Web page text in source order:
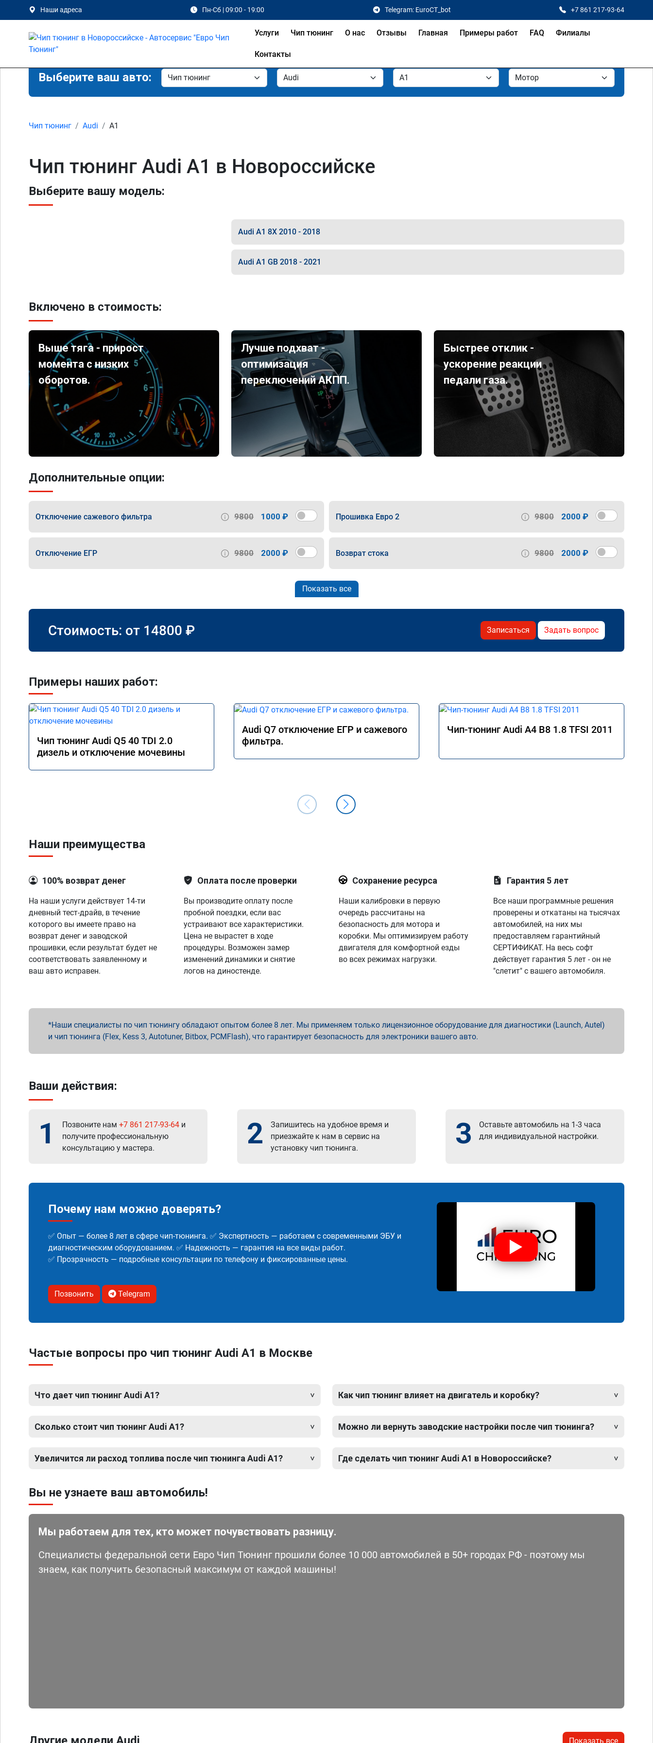
Наши адреса Пн-Сб | 09:00 - 19:00 Telegram: EuroCT_bot +7 861 217-93-64
Услуги Чип тюнинг О нас Отзывы Главная Примеры работ FAQ Филиалы
Контакты
Выберите ваш авто:
Чип тюнинг Audi A1
Чип тюнинг Audi A1 в Новороссийске
Выберите вашу модель:
Audi A1 8X 2010 - 2018
Audi A1 GB 2018 - 2021
Включено в стоимость:
Выше тяга - прирост
момента с низких
оборотов.
Лучше подхват -
оптимизация
переключений АКПП.
Быстрее отклик -
ускорение реакции
педали газа.
Дополнительные опции:
Отключение сажевого фильтра 9800 1000 ₽ Прошивка Евро 2 9800 2000 ₽
Отключение ЕГР 9800 2000 ₽ Возврат стока 9800 2000 ₽
Показать все
Стоимость: от 14800 ₽ Записаться Задать вопрос
Примеры наших работ:
Чип тюнинг Audi Q5 40 TDI 2.0
дизель и отключение мочевины
Audi Q7 отключение ЕГР и сажевого
фильтра.
Чип-тюнинг Audi A4 B8 1.8 TFSI 2011
Наши преимущества
100% возврат денег
На наши услуги действует 14-ти
дневный тест-драйв, в течение
которого вы имеете право на
возврат денег и заводской
прошивки, если результат будет не
соответствовать заявленному и
ваш авто исправен.
Оплата после проверки
Вы производите оплату после
пробной поездки, если вас
устраивают все характеристики.
Цена не вырастет в ходе
процедуры. Возможен замер
изменений динамики и снятие
логов на диностенде.
Сохранение ресурса
Наши калибровки в первую
очередь рассчитаны на
безопасность для мотора и
коробки. Мы оптимизируем работу
двигателя для комфортной езды
во всех режимах нагрузки.
Гарантия 5 лет
Все наши программные решения
проверены и откатаны на тысячах
автомобилей, на них мы
предоставляем гарантийный
СЕРТИФИКАТ. На весь софт
действует гарантия 5 лет - он не
"слетит" с вашего автомобиля.
Наши специалисты по чип тюнингу обладают опытом более 8 лет. Мы применяем только лицензионное оборудование для диагностики (Launch, Autel)
и чип тюнинга (Flex, Kess 3, Autotuner, Bitbox, PCMFlash), что гарантирует безопасность для электроники вашего авто.
Ваши действия:
1 Позвоните нам +7 861 217-93-64 и
получите профессиональную
консультацию у мастера.
2
Запишитесь на удобное время и
приезжайте к нам в сервис на
установку чип тюнинга.
3
Оставьте автомобиль на 1-3 часа
для индивидуальной настройки.
Почему нам можно доверять?
✅ Опыт — более 8 лет в сфере чип-тюнинга. ✅ Экспертность — работаем с современными ЭБУ и
диагностическим оборудованием. ✅ Надежность — гарантия на все виды работ.
✅ Прозрачность — подробные консультации по телефону и фиксированные цены.
Позвонить Telegram
Частые вопросы про чип тюнинг Audi A1 в Москве
Что дает чип тюнинг Audi A1?
Сколько стоит чип тюнинг Audi A1?
Увеличится ли расход топлива после чип тюнинга Audi A1?
Как чип тюнинг влияет на двигатель и коробку?
Можно ли вернуть заводские настройки после чип тюнинга?
Где сделать чип тюнинг Audi A1 в Новороссийске?
Вы не узнаете ваш автомобиль!
Мы работаем для тех, кто может почувствовать разницу.
Специалисты федеральной сети Евро Чип Тюнинг прошили более 10 000 автомобилей в 50+ городах РФ - поэтому мы
знаем, как получить безопасный максимум от каждой машины!
Показать все